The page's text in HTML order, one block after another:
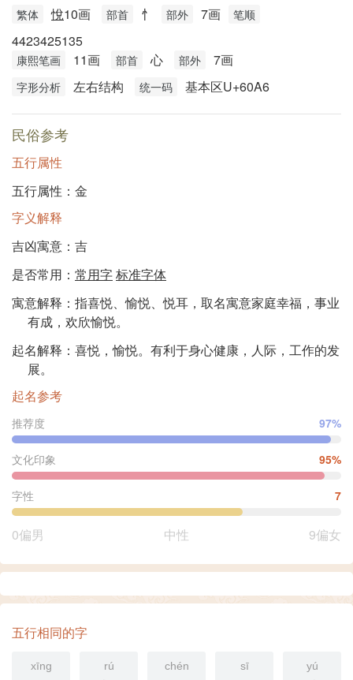
繁体 悅10画 部首 忄 部外 7画 笔顺
4423425135
康熙笔画 11画 部首 心 部外 7画
字形分析 左右结构 统一码 基本区U+60A6
民俗参考
五行属性
五行属性：金
字义解释
吉凶寓意：吉
是否常用： 常用字标准字体
寓意解释：指喜悦、愉悦、悦耳，取名寓意家庭幸福，事业
有成，欢欣愉悦。
起名解释：喜悦，愉悦。有利于身心健康，人际，工作的发
展。
起名参考
推荐度 97%
文化印象 95%
字性 7
0偏男 中性 9偏女
五行相同的字
xīng rú chén sī yú